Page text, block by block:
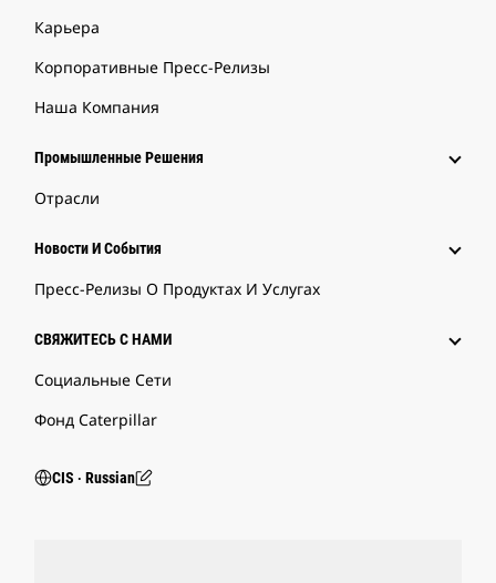
Карьера
Корпоративные Пресс-Релизы
Наша Компания
Промышленные Решения
Отрасли
Новости И События
Пресс-Релизы О Продуктах И Услугах
СВЯЖИТЕСЬ С НАМИ
Социальные Сети
Фонд Caterpillar
CIS ‧ Russian